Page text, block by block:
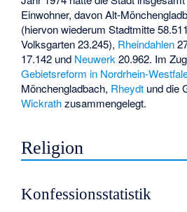
Einwohner, davon Alt-
(hiervon wiederum Stadtmitte
Volksgarten 23.245), Rheindahlen
17.142 und Neuwerk 20.962. Im
Gebietsreform in Nordrhein-
Mönchengladbach, Rheydt und die
Wickrathzusammengelegt.
Religion
Konfessionsstatistik